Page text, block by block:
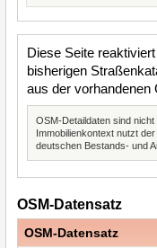
Diese Seite
bisherigen
aus der vorhandenen
OSM-Detaildaten sind
Immobilienkontext nutzt
deutschen Bestands- und
OSM-Datensatz
OSM-Datensatz